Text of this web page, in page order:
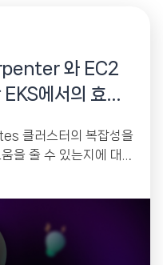
와 EC2
에서의 효율
클러스터의 복잡성을
을 줄 수 있는지에 대해